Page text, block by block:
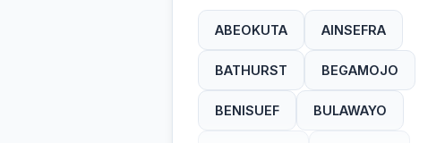
GAFSA GANDO
GELMA GENEH
GISEH GIZEH ISIRO
ABEOKUTA AINSEFRA
BATHURST BEGAMOJO
BENISUEF BULAWAYO